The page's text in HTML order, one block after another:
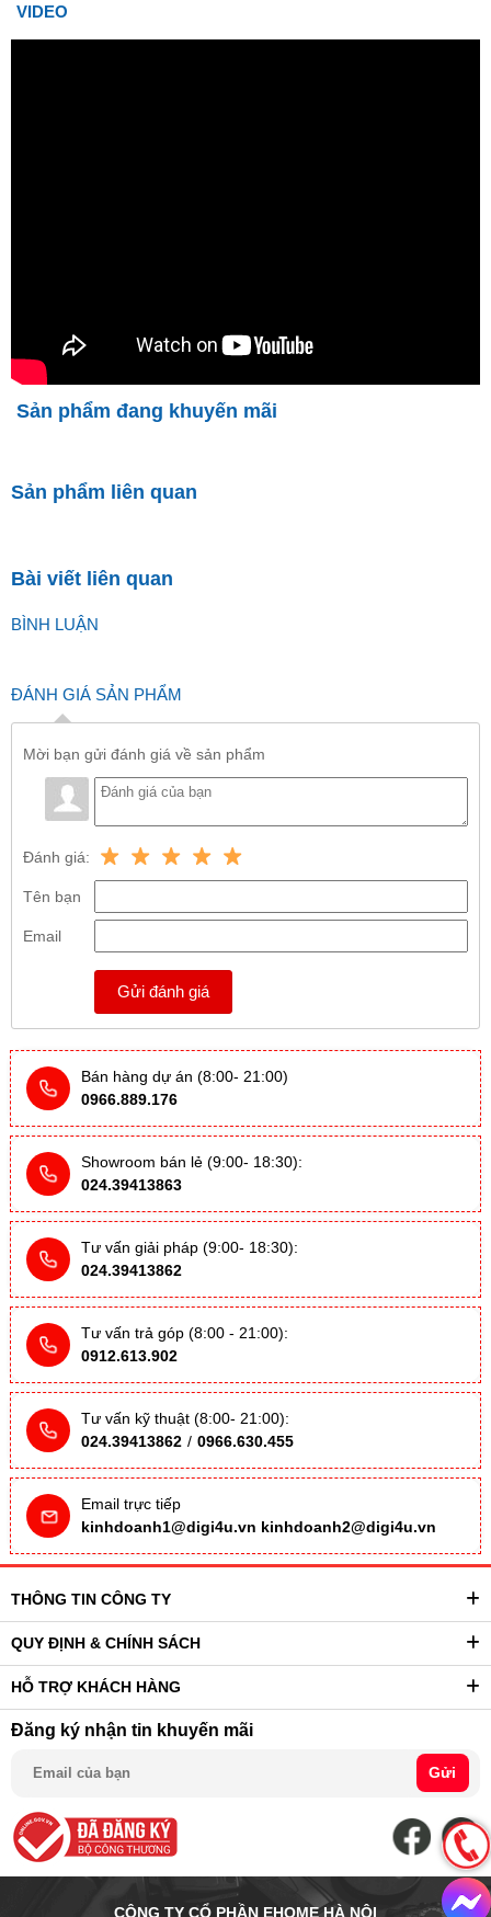
VIDEO
Sản phẩm đang khuyến mãi
Sản phẩm liên quan
Bài viết liên quan
BÌNH LUẬN
ĐÁNH GIÁ SẢN PHẨM
Mời bạn gửi đánh giá về sản phẩm
Đánh giá:
Tên bạn
Email
Gửi đánh giá
Bán hàng dự án (8:00- 21:00)
0966.889.176
Showroom bán lẻ (9:00- 18:30):
024.39413863
Tư vấn giải pháp (9:00- 18:30):
024.39413862
Tư vấn trả góp (8:00 - 21:00):
0912.613.902
Tư vấn kỹ thuật (8:00- 21:00):
024.39413862 / 0966.630.455
Email trực tiếp
kinhdoanh1@digi4u.vn kinhdoanh2@digi4u.vn
THÔNG TIN CÔNG TY
QUY ĐỊNH & CHÍNH SÁCH
HỖ TRỢ KHÁCH HÀNG
Đăng ký nhận tin khuyến mãi
Gửi
CÔNG TY CỔ PHẦN EHOME HÀ NỘI